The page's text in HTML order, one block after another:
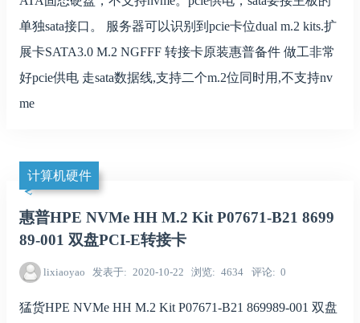
单独sata接口。 服务器可以识别到pcie卡位dual m.2 kits.扩
展卡SATA3.0 M.2 NGFFF 转接卡原装惠普备件 做工非常
好pcie供电 走sata数据线,支持二个m.2位同时用,不支持nv
me
计算机硬件
惠普HPE NVMe HH M.2 Kit P07671-B21 8699
89-001 双盘PCI-E转接卡
lixiaoyao 发表于 2020-10-22 浏览 4634 评论 0
猛货HPE NVMe HH M.2 Kit P07671-B21 869989-001 双盘